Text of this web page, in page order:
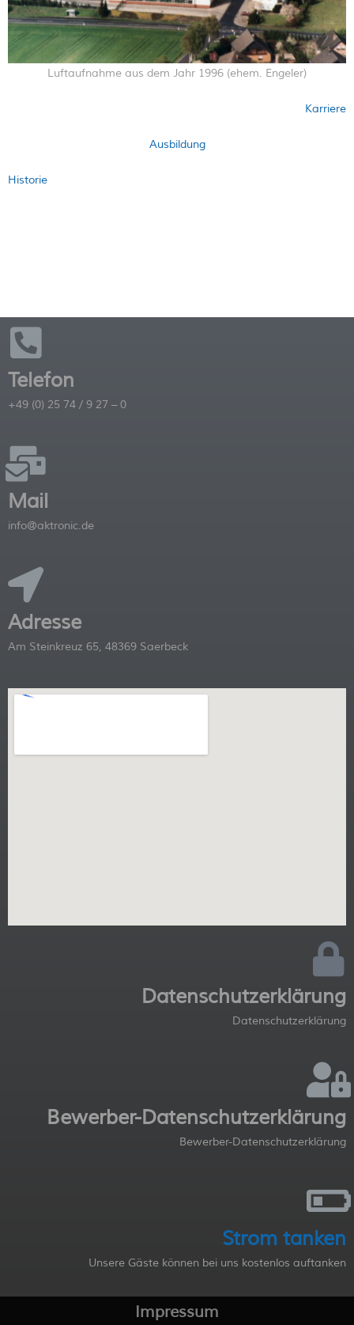
Luftaufnahme aus dem Jahr 1996 (ehem. Engeler)
Karriere
Ausbildung
Historie
Telefon
+49 (0) 25 74 / 9 27 – 0
Mail
info@aktronic.de
Adresse
Am Steinkreuz 65, 48369 Saerbeck
Datenschutzerklärung
Datenschutzerklärung
Bewerber-Datenschutzerklärung
Bewerber-Datenschutzerklärung
Strom tanken
Unsere Gäste können bei uns kostenlos auftanken
Impressum